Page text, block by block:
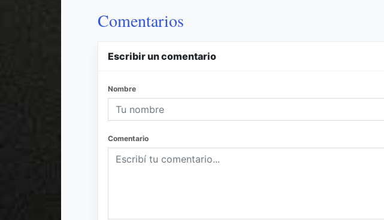
Comentarios
Escribir un comentario
Nombre
Comentario